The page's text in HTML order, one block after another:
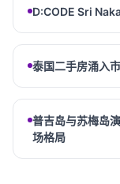
D:CODE Sri
泰国二手房涌入
普吉岛与苏梅岛
场格局